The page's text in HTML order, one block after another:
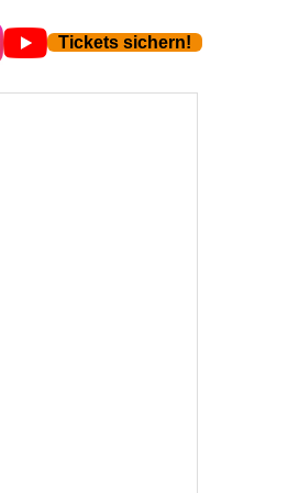
Tickets sichern!